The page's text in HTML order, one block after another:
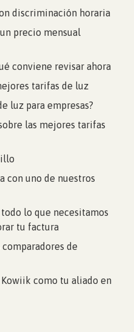
discriminación horaria
precio mensual
conviene revisar ahora
tarifas de luz
luz para empresas?
las mejores tarifas
con uno de nuestros
todo lo que necesitamos
tu factura
de
como tu aliado en